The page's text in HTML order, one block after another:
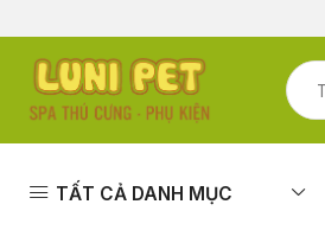
TẤT CẢ DANH MỤC